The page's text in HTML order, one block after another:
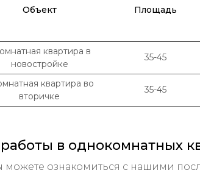
Объект Площадь
квартира в
новостройке
35-45
квартира во
вторичке
35-45
в однокомнатных
можете ознакомиться с нашими